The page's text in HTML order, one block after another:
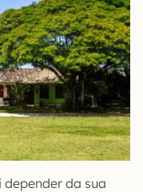
depender da sua